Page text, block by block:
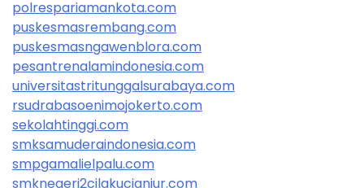
polrespariamankota.com
puskesmasrembang.com
puskesmasngawenblora.com
pesantrenalamindonesia.com
universitastritunggalsurabaya.com
rsudrabasoenimojokerto.com
sekolahtinggi.com
smksamuderaindonesia.com
smpgamalielpalu.com
smknegeri2cilakucianjur.com